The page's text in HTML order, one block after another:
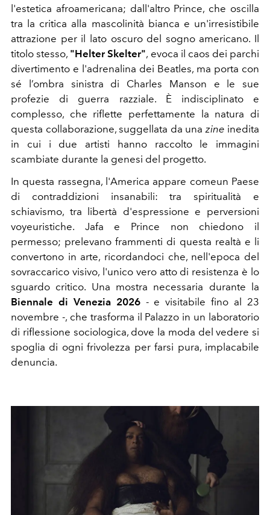
l'estetica afroamericana; dall'altro Prince, che oscilla
tra la critica alla mascolinità bianca e un'irresistibile
attrazione per il lato oscuro del sogno americano. Il
titolo stesso, "Helter Skelter", evoca il caos dei parchi
divertimento e l'adrenalina dei Beatles, ma porta con
sé l’ombra sinistra di Charles Manson e le sue
profezie di guerra razziale. È indisciplinato e
complesso, che riflette perfettamente la natura di
questa collaborazione, suggellata da una zine inedita
in cui i due artisti hanno raccolto le immagini
scambiate durante la genesi del progetto.
In questa rassegna, l'America appare comeun Paese
di contraddizioni insanabili: tra spiritualità e
schiavismo, tra libertà d'espressione e perversioni
voyeuristiche. Jafa e Prince non chiedono il
permesso; prelevano frammenti di questa realtà e li
convertono in arte, ricordandoci che, nell'epoca del
sovraccarico visivo, l'unico vero atto di resistenza è lo
sguardo critico. Una mostra necessaria durante la
Biennale di Venezia 2026- e visitabile fino al 23
novembre -, che trasforma il Palazzo in un laboratorio
di riflessione sociologica, dove la moda del vedere si
spoglia di ogni frivolezza per farsi pura, implacabile
denuncia.